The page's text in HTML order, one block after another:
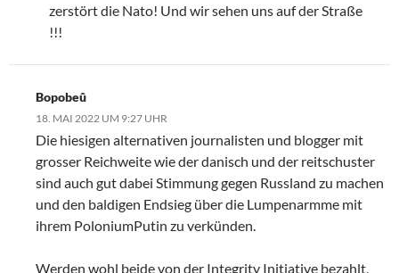
zerstört die Nato! Und wir sehen uns auf der Straße
!!!
Bopobeû
18. MAI 2022 UM 9:27 UHR
Die hiesigen alternativen journalisten und blogger mit
grosser Reichweite wie der danisch und der reitschuster
sind auch gut dabei Stimmung gegen Russland zu machen
und den baldigen Endsieg über die Lumpenarmme mit
ihrem PoloniumPutin zu verkünden.
Werden wohl beide von der Integrity Initiative bezahlt,